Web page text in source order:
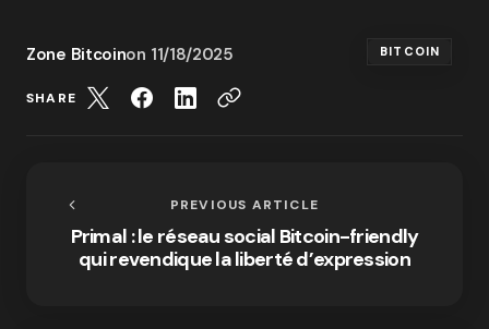
Zone Bitcoinon 11/18/2025 BITCOIN
SHARE
PREVIOUS ARTICLE
Primal : le réseau social Bitcoin-friendly
qui revendique la liberté d’expression